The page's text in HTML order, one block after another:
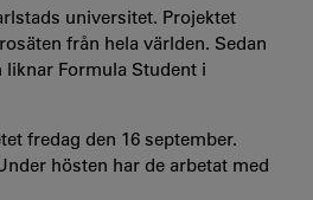
universitet. Projektet
från hela världen. Sedan
Formula Student i
fredag den 16 september.
hösten har de arbetat med